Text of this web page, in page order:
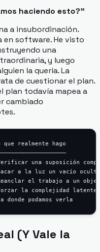
haciendo esto?"
a insubordinación.
en software. He visto
una
y luego
la quería. La
de cuestionar el plan.
plan todavía mapea a
cambiado
realmente hago
una suposición
a la luz un vacío oculto
el trabajo a un
la complejidad
(Y Vale la